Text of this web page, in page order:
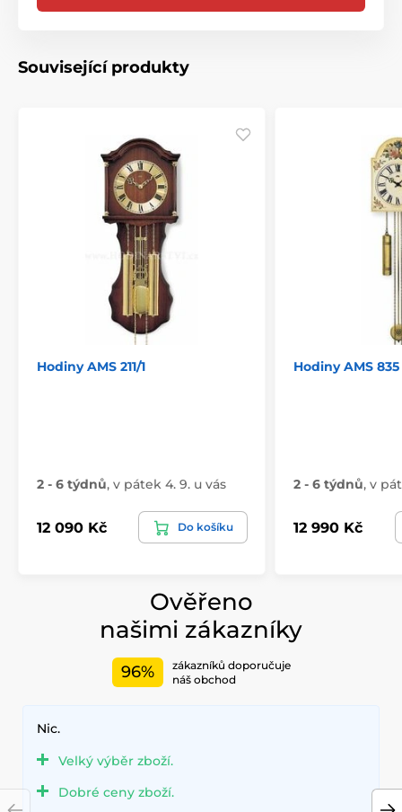
Související produkty
Hodiny AMS 211/1
2 - 6 týdnů, v pátek 4. 9. u vás
12 090 Kč Do košíku
Hodiny AMS 835
2 - 6 týdnů, v
12 990 Kč
Ověřeno
našimi zákazníky
96%
zákazníků doporučuje
náš obchod
Nic.
Velký výběr zboží.
Dobré ceny zboží.